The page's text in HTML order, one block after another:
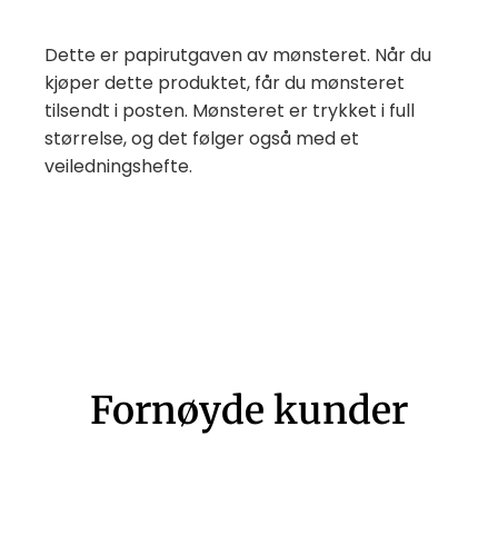
Dette er papirutgaven av mønsteret. Når du
kjøper dette produktet, får du mønsteret
tilsendt i posten. Mønsteret er trykket i full
størrelse, og det følger også med et
veiledningshefte.
Fornøyde kunder